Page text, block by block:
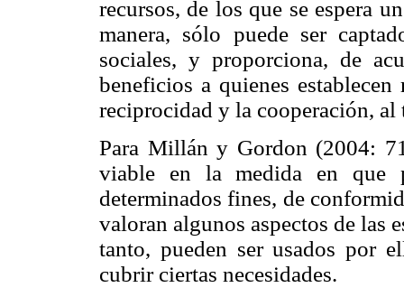
recursos, de los que se espera
manera, sólo puede ser
sociales, y proporciona, de
beneficios a quienes
reciprocidad y la cooperación, al
Para Millán y Gordon (2004:
viable en la medida en que
determinados fines, de
valoran algunos aspectos de las
tanto, pueden ser usados por
cubrir ciertas necesidades.